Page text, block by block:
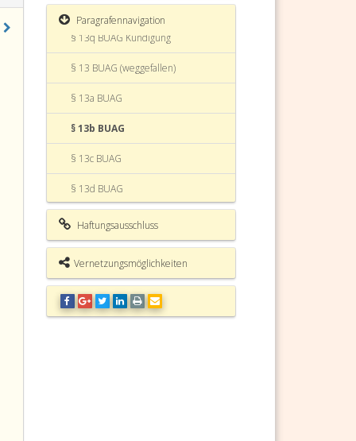
Paragrafennavigation
§ 12 BUAG Pfändungsschutz
§ 13q BUAG Kündigung
§ 13 BUAG (weggefallen)
§ 13a BUAG
§ 13b BUAG
§ 13c BUAG
§ 13d BUAG
§ 13e BUAG
§ 13f BUAG
§ 13g BUAG
§ 13h BUAG (weggefallen)
Haftungsausschluss
Vernetzungsmöglichkeiten